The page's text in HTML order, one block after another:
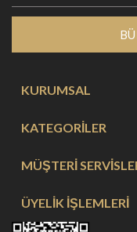
KURUMSAL
KATEGORİLER
MÜŞTERİ
ÜYELİK İŞLEMLERİ